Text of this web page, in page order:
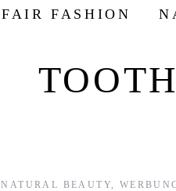
FAIR FASHION
NATURAL BEAUTY,